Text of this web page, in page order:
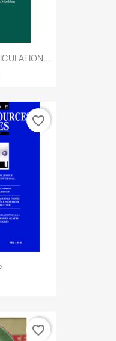
favorite_border
favorite_border